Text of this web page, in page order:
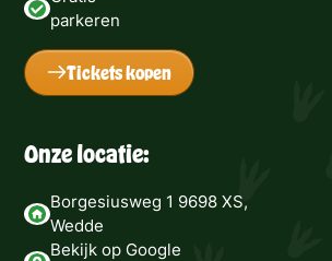
parkeren
Tickets kopen
Onze locatie:
Borgesiusweg 1 9698 XS,
Wedde
Bekijk op Google